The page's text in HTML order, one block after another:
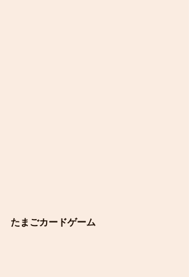
たまごカードゲーム